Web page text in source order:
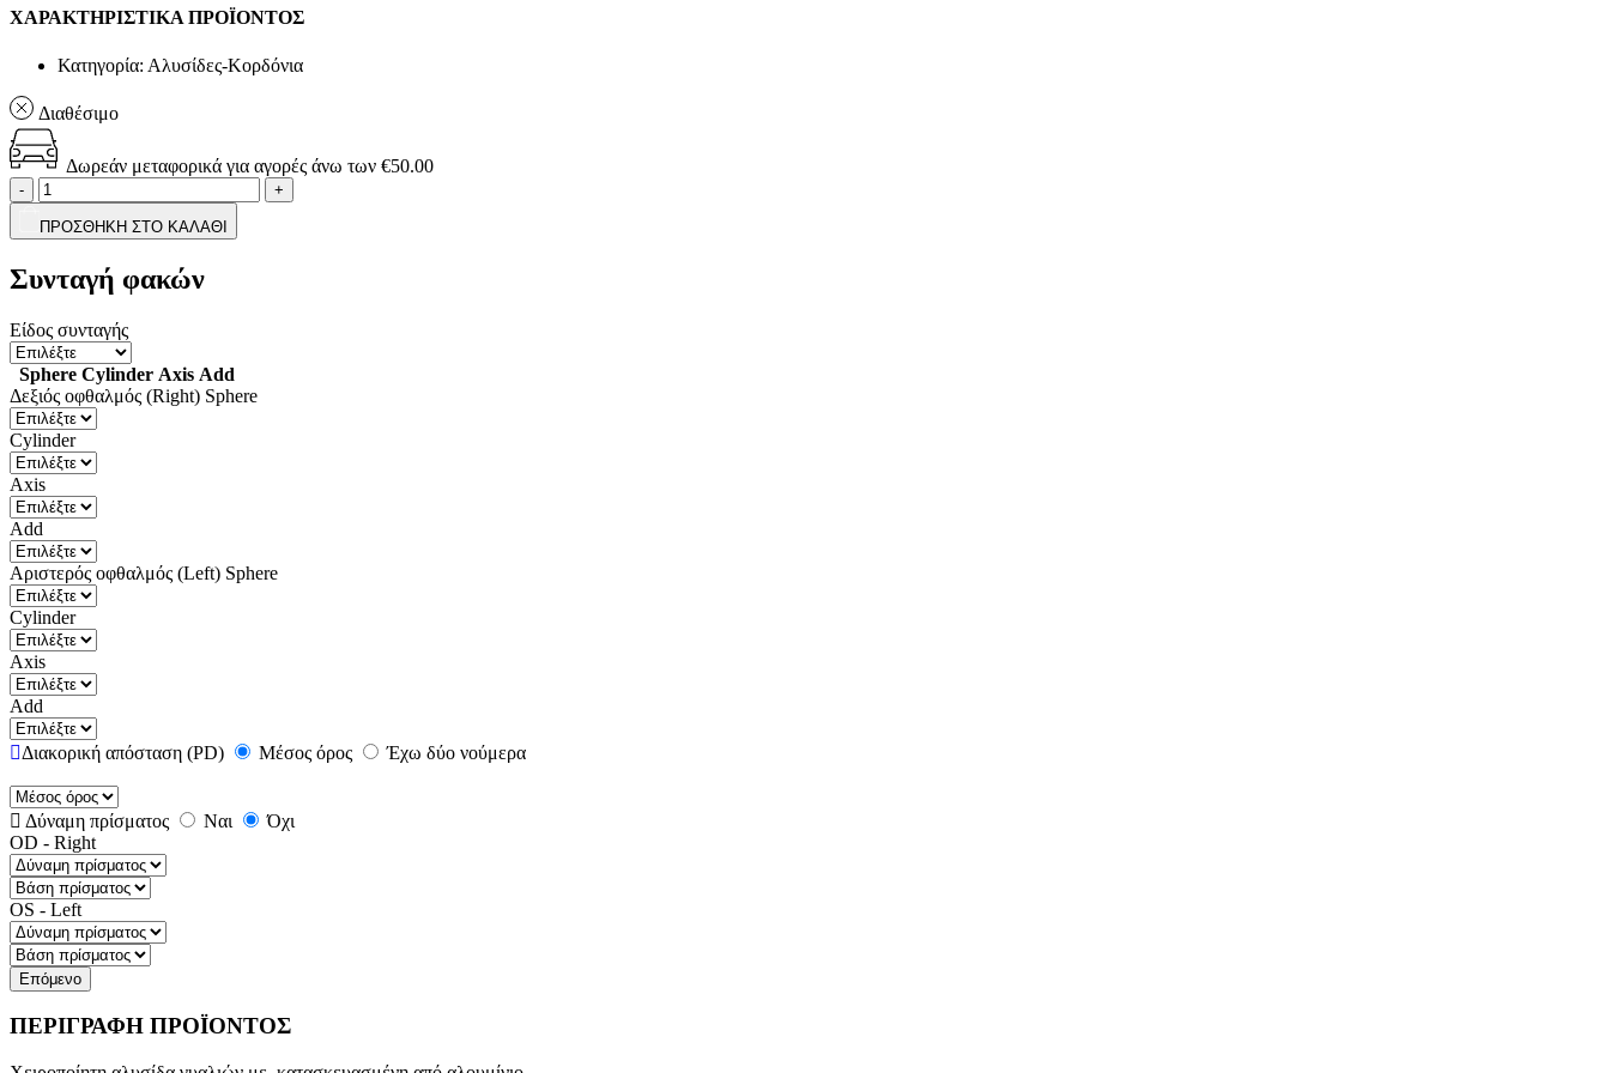
ΧΑΡΑΚΤΗΡΙΣΤΙΚΑ ΠΡΟΪΟΝΤΟΣ
Κατηγορία: Αλυσίδες-Κορδόνια
Διαθέσιμο
Δωρεάν μεταφορικά για αγορές άνω των €50.00
- +
ΠΡΟΣΘΗΚΗ ΣΤΟ ΚΑΛΑΘΙ
Συνταγή φακών
Είδος συνταγής
Sphere Cylinder Axis Add
Δεξιός οφθαλμός (Right) Sphere
Cylinder
Axis
Add
Αριστερός οφθαλμός (Left) Sphere
Cylinder
Axis
Add
Διακορική απόσταση (PD) Μέσος όρος Έχω δύο νούμερα
Δύναμη πρίσματος Ναι
Όχι
OD - Right
OS - Left
Επόμενο
ΠΕΡΙΓΡΑΦΗ ΠΡΟΪΟΝΤΟΣ